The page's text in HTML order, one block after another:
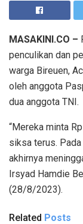
MASAKINI.CO –
penculikan dan
warga Bireuen,
oleh anggota
dua anggota TNI.
“Mereka minta
siksa terus.
akhirnya
Irsyad Hamdie
(28/8/2023).
Related Posts